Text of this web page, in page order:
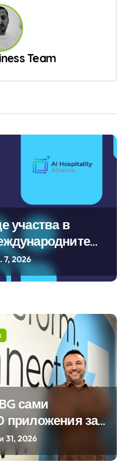
Team
участва в
на
в
7, 2026
сами
приложения за
на
31, 2026